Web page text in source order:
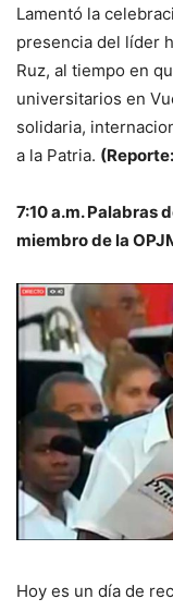
Lamentó la
presencia del líder
Ruz, al tiempo en
universitarios en
solidaria,
a la Patria.
7:10 a.m. Palabras
miembro de la
Hoy es un día de